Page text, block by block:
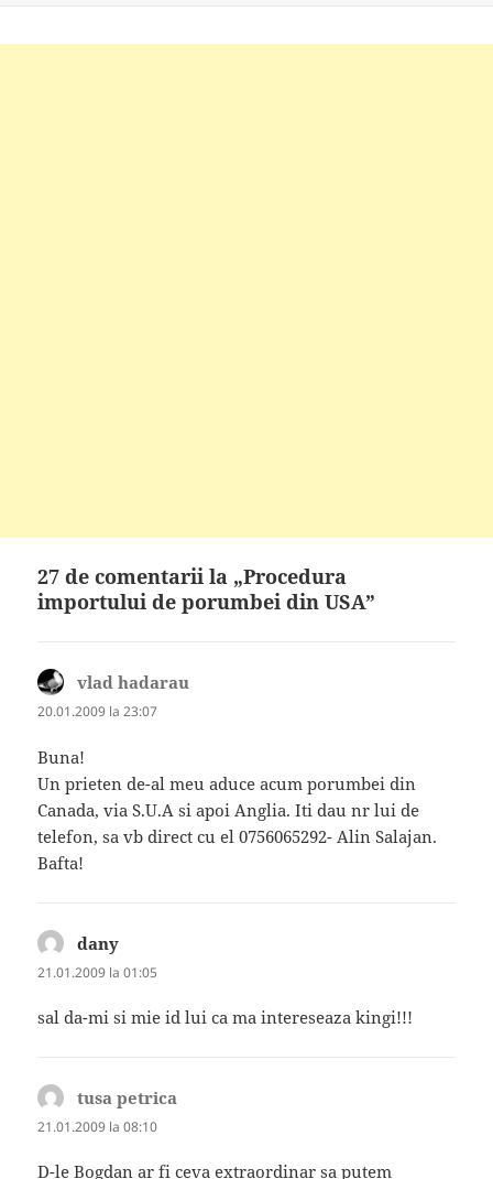
27 de comentarii la „Procedura
importului de porumbei din USA”
vlad hadarau
20.01.2009 la 23:07
Buna!
Un prieten de-al meu aduce acum porumbei din
Canada, via S.U.A si apoi Anglia. Iti dau nr lui de
telefon, sa vb direct cu el 0756065292- Alin Salajan.
Bafta!
dany
21.01.2009 la 01:05
sal da-mi si mie id lui ca ma intereseaza kingi!!!
tusa petrica
21.01.2009 la 08:10
D-le Bogdan ar fi ceva extraordinar sa putem